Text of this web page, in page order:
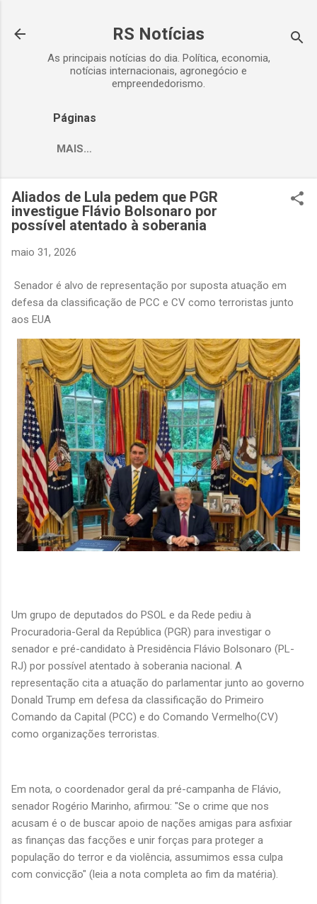
RS Notícias
As principais notícias do dia. Política, economia,
notícias internacionais, agronegócio e
empreendedorismo.
Páginas
MAIS…
Aliados de Lula pedem que PGR
investigue Flávio Bolsonaro por
possível atentado à soberania
maio 31, 2026
Senador é alvo de representação por suposta atuação em
defesa da classificação de PCC e CV como terroristas junto
aos EUA
Um grupo de deputados do PSOL e da Rede pediu à
Procuradoria-Geral da República (PGR) para investigar o
senador e pré-candidato à Presidência Flávio Bolsonaro (PL-
RJ) por possível atentado à soberania nacional. A
representação cita a atuação do parlamentar junto ao governo
Donald Trump em defesa da classificação do Primeiro
Comando da Capital (PCC) e do Comando Vermelho(CV)
como organizações terroristas.
Em nota, o coordenador geral da pré-campanha de Flávio,
senador Rogério Marinho, afirmou: "Se o crime que nos
acusam é o de buscar apoio de nações amigas para asfixiar
as finanças das facções e unir forças para proteger a
população do terror e da violência, assumimos essa culpa
com convicção" (leia a nota completa ao fim da matéria).